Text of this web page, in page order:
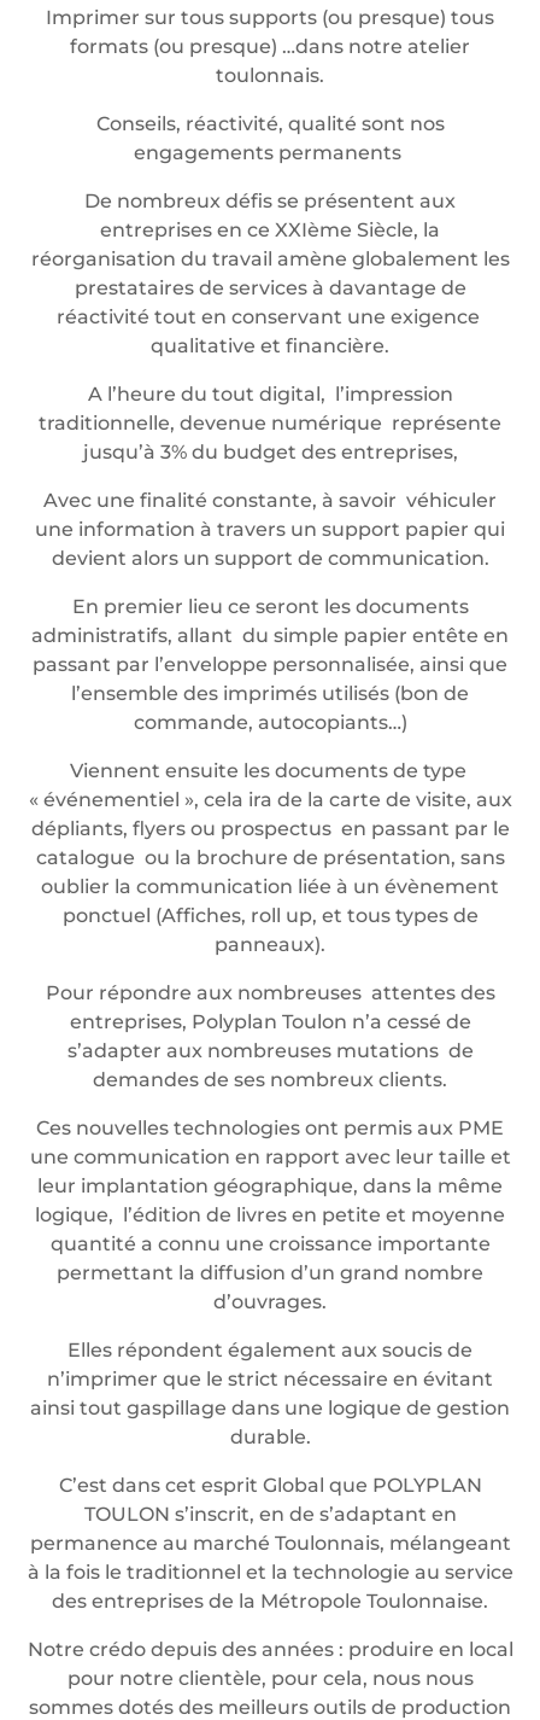
Imprimer sur tous supports (ou presque) tous
formats (ou presque) …dans notre atelier
toulonnais.
Conseils, réactivité, qualité sont nos
engagements permanents
De nombreux défis se présentent aux
entreprises en ce XXIème Siècle, la
réorganisation du travail amène globalement les
prestataires de services à davantage de
réactivité tout en conservant une exigence
qualitative et financière.
A l’heure du tout digital, l’impression
traditionnelle, devenue numérique représente
jusqu’à 3% du budget des entreprises,
Avec une finalité constante, à savoir véhiculer
une information à travers un support papier qui
devient alors un support de communication.
En premier lieu ce seront les documents
administratifs, allant du simple papier entête en
passant par l’enveloppe personnalisée, ainsi que
l’ensemble des imprimés utilisés (bon de
commande, autocopiants…)
Viennent ensuite les documents de type
« événementiel », cela ira de la carte de visite, aux
dépliants, flyers ou prospectus en passant par le
catalogue ou la brochure de présentation, sans
oublier la communication liée à un évènement
ponctuel (Affiches, roll up, et tous types de
panneaux).
Pour répondre aux nombreuses attentes des
entreprises, Polyplan Toulon n’a cessé de
s’adapter aux nombreuses mutations de
demandes de ses nombreux clients.
Ces nouvelles technologies ont permis aux PME
une communication en rapport avec leur taille et
leur implantation géographique, dans la même
logique, l’édition de livres en petite et moyenne
quantité a connu une croissance importante
permettant la diffusion d’un grand nombre
d’ouvrages.
Elles répondent également aux soucis de
n’imprimer que le strict nécessaire en évitant
ainsi tout gaspillage dans une logique de gestion
durable.
C’est dans cet esprit Global que POLYPLAN
TOULON s’inscrit, en de s’adaptant en
permanence au marché Toulonnais, mélangeant
à la fois le traditionnel et la technologie au service
des entreprises de la Métropole Toulonnaise.
Notre crédo depuis des années : produire en local
pour notre clientèle, pour cela, nous nous
sommes dotés des meilleurs outils de production